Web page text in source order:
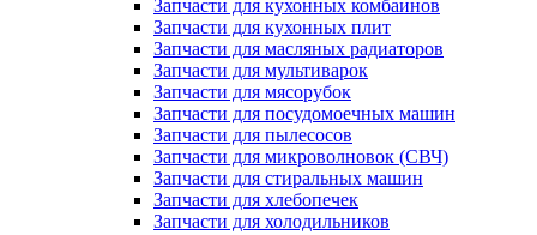
Запчасти для кухонных комбаинов
Запчасти для кухонных плит
Запчасти для масляных радиаторов
Запчасти для мультиварок
Запчасти для мясорубок
Запчасти для посудомоечных машин
Запчасти для пылесосов
Запчасти для микроволновок (СВЧ)
Запчасти для стиральных машин
Запчасти для хлебопечек
Запчасти для холодильников